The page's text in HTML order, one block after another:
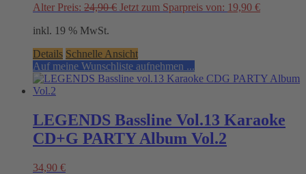
Alter Preis: 24,90€ Original
Jetzt zum Sparpreis von: 19,90 €Current
inkl. 19 % MwSt.
Details Schnelle Ansicht
Auf meine Wunschliste aufnehmen ...
LEGENDS Bassline Vol.13 Karaoke
CD+G PARTY Album Vol.2
34,90 €